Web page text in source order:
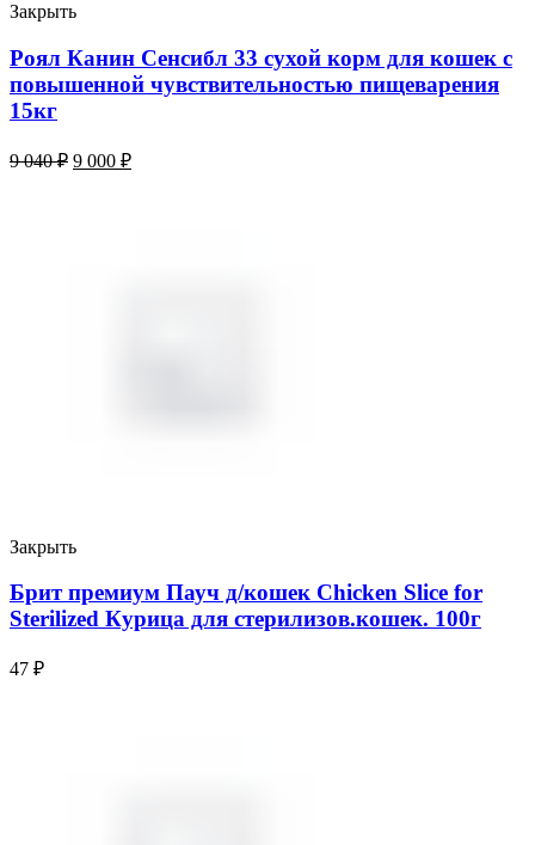
Закрыть
Роял Канин Сенсибл 33 сухой корм для кошек с
повышенной чувствительностью пищеварения
15кг
9 040₽ 9 000 ₽
Закрыть
Брит премиум Пауч д/кошек Chicken Slice for
Sterilized Курица для стерилизов.кошек. 100г
47 ₽